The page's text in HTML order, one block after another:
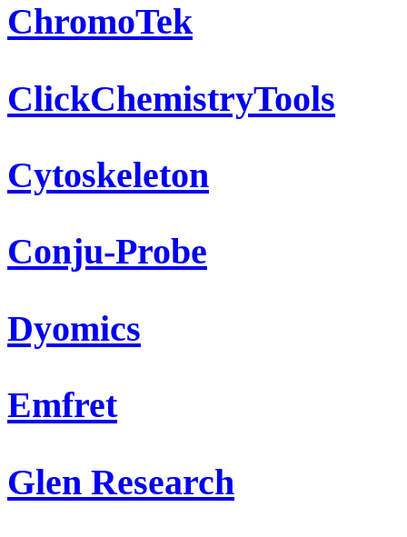
ChromoTek
ClickChemistryTools
Cytoskeleton
Conju-Probe
Dyomics
Emfret
Glen Research